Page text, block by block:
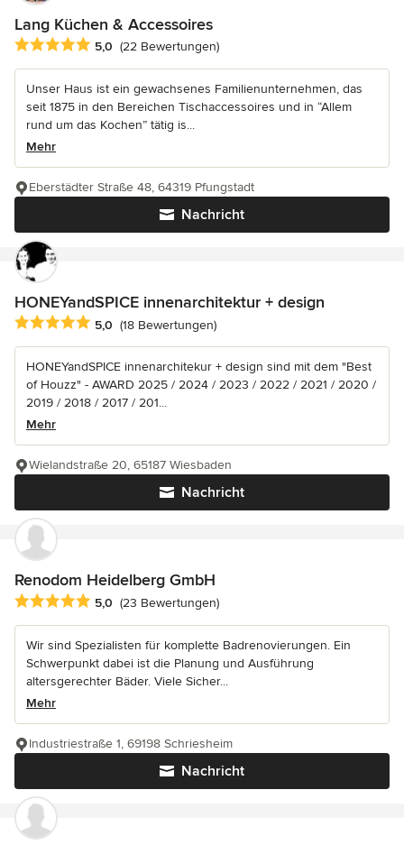
Lang Küchen & Accessoires
Durchschnittliche Bewertung: 5 von 5 Sternen
5,0 (22 Bewertungen)
Unser Haus ist ein gewachsenes Familienunternehmen, das
seit 1875 in den Bereichen Tischaccessoires und in “Allem
rund um das Kochen” tätig is...
Mehr
Nachricht
Eberstädter Straße 48, 64319 Pfungstadt
HONEYandSPICE innenarchitektur + design
Durchschnittliche Bewertung: 5 von 5 Sternen
5,0 (18 Bewertungen)
HONEYandSPICE innenarchitekur + design sind mit dem "Best
of Houzz" - AWARD 2025 / 2024 / 2023 / 2022 / 2021 / 2020 /
2019 / 2018 / 2017 / 201...
Mehr
Nachricht
Wielandstraße 20, 65187 Wiesbaden
Renodom Heidelberg GmbH
Durchschnittliche Bewertung: 5 von 5 Sternen
5,0 (23 Bewertungen)
Wir sind Spezialisten für komplette Badrenovierungen. Ein
Schwerpunkt dabei ist die Planung und Ausführung
altersgerechter Bäder. Viele Sicher...
Mehr
Nachricht
Industriestraße 1, 69198 Schriesheim